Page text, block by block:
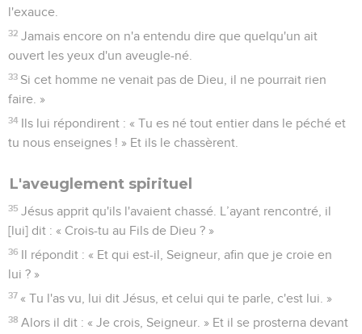
l'exauce.
32 Jamais encore on n'a entendu dire que quelqu'un ait
ouvert les yeux d'un aveugle-né.
33 Si cet homme ne venait pas de Dieu, il ne pourrait rien
faire. »
34 Ils lui répondirent : « Tu es né tout entier dans le péché et
tu nous enseignes ! » Et ils le chassèrent.
L'aveuglement spirituel
35 Jésus apprit qu'ils l'avaient chassé. L’ayant rencontré, il
[lui] dit : « Crois-tu au Fils de Dieu ? »
36 Il répondit : « Et qui est-il, Seigneur, afin que je croie en
lui ? »
37 « Tu l'as vu, lui dit Jésus, et celui qui te parle, c'est lui. »
38 Alors il dit : « Je crois, Seigneur. » Et il se prosterna devant